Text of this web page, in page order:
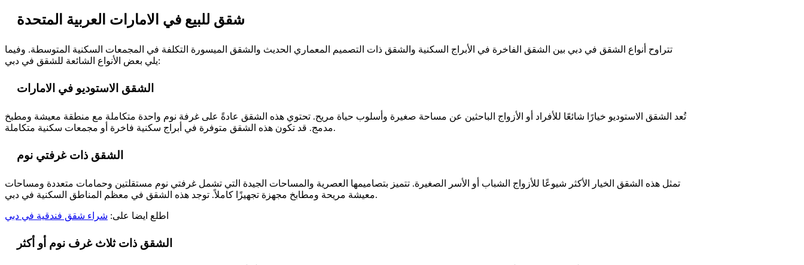
تتراوح أنواع الشقق في دبي بين الشقق الفاخرة في الأبراج السكنية والشقق ذات التصميم المعماري الحديث والشقق الميسورة التكلفة في المجمعات السكنية المتوسطة. وفيما
يلي بعض الأنواع الشائعة للشقق في دبي:
الشقق الاستوديو في الامارات
تُعد الشقق الاستوديو خيارًا شائعًا للأفراد أو الأزواج الباحثين عن مساحة صغيرة وأسلوب حياة مريح. تحتوي هذه الشقق عادةً على غرفة نوم واحدة متكاملة مع منطقة معيشة ومطبخ
مدمج. قد تكون هذه الشقق متوفرة في أبراج سكنية فاخرة أو مجمعات سكنية متكاملة.
الشقق ذات غرفتي نوم
تمثل هذه الشقق الخيار الأكثر شيوعًا للأزواج الشباب أو الأسر الصغيرة. تتميز بتصاميمها العصرية والمساحات الجيدة التي تشمل غرفتي نوم مستقلتين وحمامات متعددة ومساحات
معيشة مريحة ومطابخ مجهزة تجهيزًا كاملاً. توجد هذه الشقق في معظم المناطق السكنية في دبي.
اطلع ايضا على: شراء شقق فندقية في دبي
الشقق ذات ثلاث غرف نوم أو أكثر